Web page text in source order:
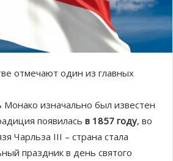
отмечают один из главных
изначально был известен
появилась в 1857 году, во
Чарльза III – страна стала
праздник в день святого